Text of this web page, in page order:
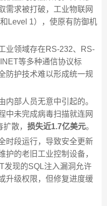
需求被打破，工业物联网
Level 1），使原有防御机
业领域存在RS-232、RS-
等多种通信协议标
防护技术难以形成统一规
内部人员无意中引起的。
中未完成病毒扫描就连网
散， 损失近1.7亿美元。
时段运行，导致安全更新
护的老旧工业控制设备，
发现的SQL注入漏洞允许
升级权限，但修复进度缓